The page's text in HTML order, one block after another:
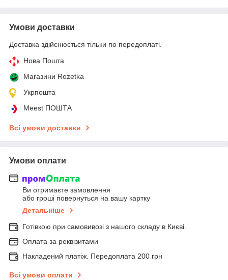
Умови доставки
Доставка здійснюється тільки по передоплаті.
Нова Пошта
Магазини Rozetka
Укрпошта
Meest ПОШТА
Всі умови доставки
Умови оплати
Ви отримаєте замовлення
або гроші повернуться на вашу картку
Детальніше
Готівкою при самовивозі з нашого складу в Києві.
Оплата за реквізитами
Накладений платіж. Передоплата 200 грн
Всі умови оплати